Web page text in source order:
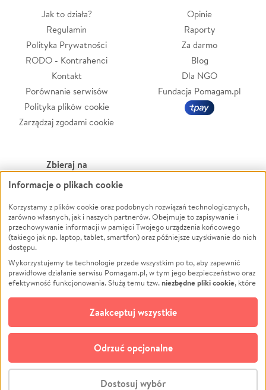
Jak to działa?
Regulamin
Polityka Prywatności
RODO - Kontrahenci
Kontakt
Porównanie serwisów
Polityka plików cookie
Zarządzaj zgodami cookie
Opinie
Raporty
Za darmo
Blog
Dla NGO
Fundacja Pomagam.pl
Zbieraj na
Leczenie
Zwierzęta
Pożar
Ukraina
Pomoc Finansowa
Projekty
Pogrzeb
Społeczność lokalna
Kultura
Powódź
Wichura
NGO
Edukacja
Podróż
Impreza
Ochrona środowiska
Biznes
© CROWDING SP. Z O.O.
Informacje o plikach cookie
Korzystamy z plików cookie oraz podobnych rozwiązań technologicznych,
zarówno własnych, jak i naszych partnerów. Obejmuje to zapisywanie i
przechowywanie informacji w pamięci Twojego urządzenia końcowego
(takiego jak np. laptop, tablet, smartfon) oraz późniejsze uzyskiwanie do nich
dostępu.
Wykorzystujemy te technologie przede wszystkim po to, aby zapewnić
prawidłowe działanie serwisu Pomagam.pl, w tym jego bezpieczeństwo oraz
efektywność funkcjonowania. Służą temu tzw.niezbędne pliki cookie, które
opcjonalnych plików cookie
technologii do celów analitycznych i retargetingowych. Możesz wyrazić
zgodę na ich stosowanie lub jej odmówić. W dowolnym momencie masz
możliwość zmiany swoich preferencji na stronie „Zarządzaj zgodami cookie”,
do której link znajdziesz w stopce serwisu Pomagam.pl. Opcjonalne pliki
cookie wykorzystywane są w następujących celach:
działanie serwisu Pomagam.pl. Dzięki nim możemy zrozumieć, jak
Dostosuj wybór
Odrzuć opcjonalne
Zaakceptuj wszystkie